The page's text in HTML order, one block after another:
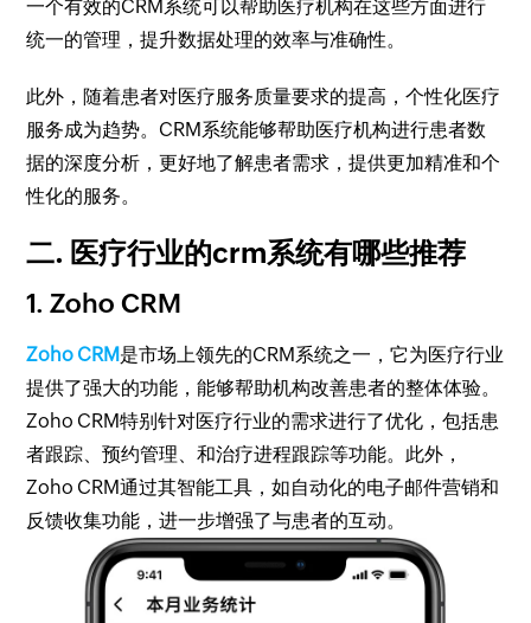
一个有效的CRM系统可以帮助医疗机构在这些方面进行
统一的管理，提升数据处理的效率与准确性。
此外，随着患者对医疗服务质量要求的提高，个性化医疗
服务成为趋势。CRM系统能够帮助医疗机构进行患者数
据的深度分析，更好地了解患者需求，提供更加精准和个
性化的服务。
二. 医疗行业的crm系统有哪些推荐
1. Zoho CRM
Zoho CRM是市场上领先的CRM系统之一，它为医疗行业
提供了强大的功能，能够帮助机构改善患者的整体体验。
Zoho CRM特别针对医疗行业的需求进行了优化，包括患
者跟踪、预约管理、和治疗进程跟踪等功能。此外，
Zoho CRM通过其智能工具，如自动化的电子邮件营销和
反馈收集功能，进一步增强了与患者的互动。